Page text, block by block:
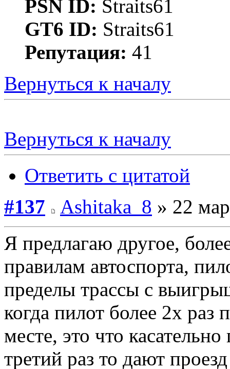
PSN ID: Straits61
GT6 ID: Straits61
Репутация: 41
Вернуться к началу
Вернуться к началу
Ответить с цитатой
#137
Ashitaka_8 » 22
Я предлагаю другое,
правилам автоспорта,
пределы трассы с
когда пилот более 2х
месте, это что
третий раз то дают